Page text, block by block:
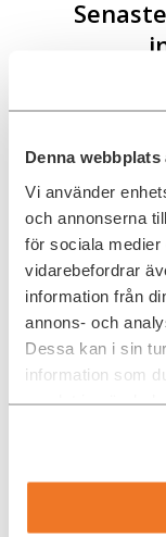
Denna
Vi använder
och annonserna
för sociala
vidarebefordrar
information från
annons- och
Dessa kan i sin
information som
samlat in när du
När blir
egentligen